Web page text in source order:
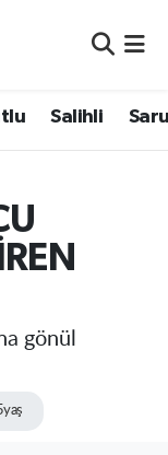
Salihli
gönül